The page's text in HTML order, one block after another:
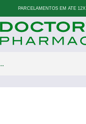
PARCELAMENTOS EM ATÉ 12X